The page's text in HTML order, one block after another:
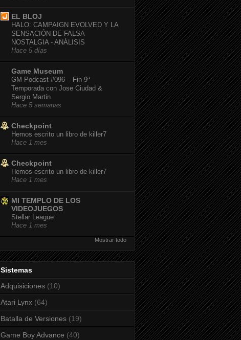
EL BLOJ
HALO: CAMPAIGN EVOLVED Y LA
SENSACIÓN DE FALSA
NOSTALGIA - ANÁLISIS
Hace 5 días
Game Museum
GM Podcast #096 – Fin 9ª
Temporada con Jose Ciudad &
Sergio Martin
Hace 5 semanas
Checkpoint
Hemos escrito un libro de killer7
Hace 1 mes
Checkpoint
Hemos escrito un libro de killer7
Hace 1 mes
MI TEMPLO DE LOS
VIDEOJUEGOS
Stellar League
Hace 1 mes
Mostrar todo
Sistemas
Adquisiciones (10)
Atari Lynx (64)
Batalla de Versiones (19)
Game Boy Advance (40)